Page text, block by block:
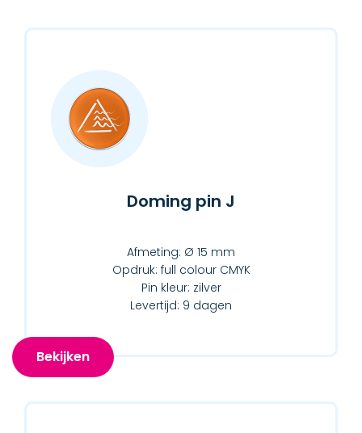
Doming pin J
Afmeting: Ø 15 mm
Opdruk: full colour CMYK
Pin kleur: zilver
Levertijd: 9 dagen
Bekijken